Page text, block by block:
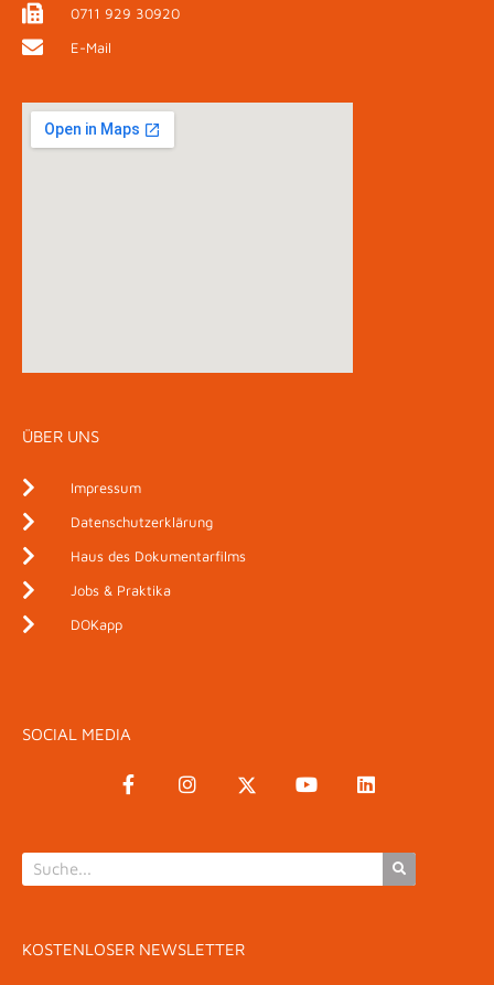
0711 929 30920
E-Mail
ÜBER UNS
Impressum
Datenschutzerklärung
Haus des Dokumentarfilms
Jobs & Praktika
DOKapp
SOCIAL MEDIA
KOSTENLOSER NEWSLETTER